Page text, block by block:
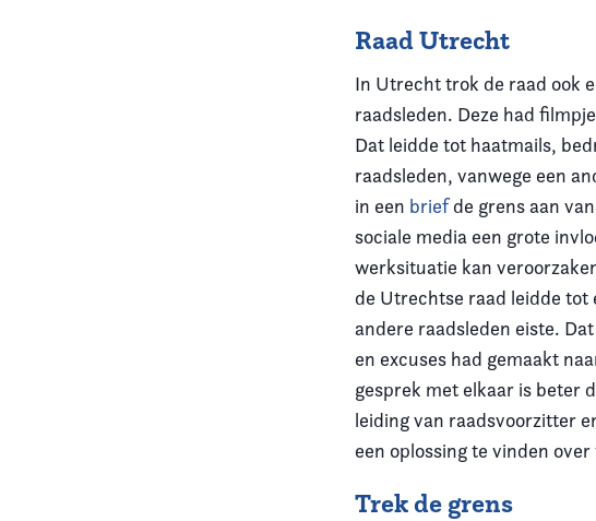
Raad Utrecht
In Utrecht trok de raad ook
raadsleden. Deze had
Dat leidde tot haatmails,
raadsleden, vanwege een
in een briefde grens aan
sociale media een grote
werksituatie kan
de Utrechtse raad leidde tot
andere raadsleden eiste.
en excuses had gemaakt
gesprek met elkaar is beter
leiding van raadsvoorzitter
een oplossing te vinden
Trek de grens